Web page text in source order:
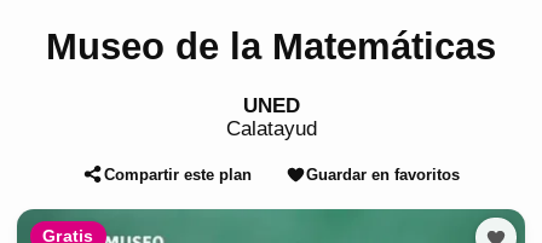
Museo de la Matemáticas
UNED
Calatayud
Compartir este plan Guardar en favoritos
Gratis